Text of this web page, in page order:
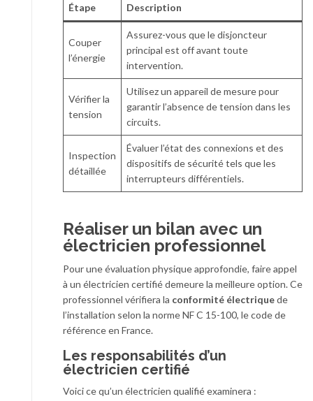
Étape Description
Couper
l’énergie
Assurez-vous que le disjoncteur
principal est off avant toute
intervention.
Vérifier la
tension
Utilisez un appareil de mesure pour
garantir l’absence de tension dans les
circuits.
Inspection
détaillée
Évaluer l’état des connexions et des
dispositifs de sécurité tels que les
interrupteurs différentiels.
Réaliser un bilan avec un
électricien professionnel
Pour une évaluation physique approfondie, faire appel
à un électricien certifié demeure la meilleure option. Ce
professionnel vérifiera la conformité électriquede
l’installation selon la norme NF C 15-100, le code de
référence en France.
Les responsabilités d’un
électricien certifié
Voici ce qu’un électricien qualifié examinera :